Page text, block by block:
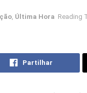
, Última Hora Reading
Partilhar